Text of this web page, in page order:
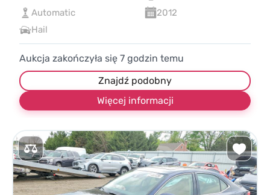
Automatic
2012
Hail
Aukcja zakończyła się 7 godzin temu
Znajdź podobny
Więcej informacji